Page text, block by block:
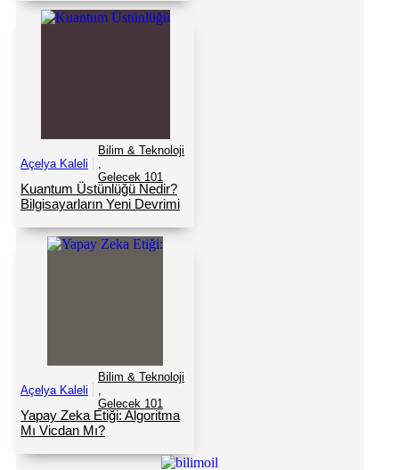
Açelya Kaleli
Bilim & Teknoloji
Gelecek 101
Kuantum Üstünlüğü Nedir?
Bilgisayarların Yeni Devrimi
Açelya Kaleli
Bilim & Teknoloji
Gelecek 101
Yapay Zeka Etiği: Algoritma
Mı Vicdan Mı?